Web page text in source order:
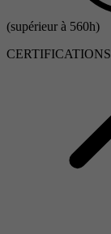
(supérieur à 560h)
CERTIFICATIONS